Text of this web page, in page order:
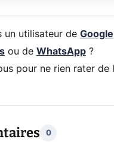
un utilisateur de Google
ou de WhatsApp?
pour ne rien rater de
0